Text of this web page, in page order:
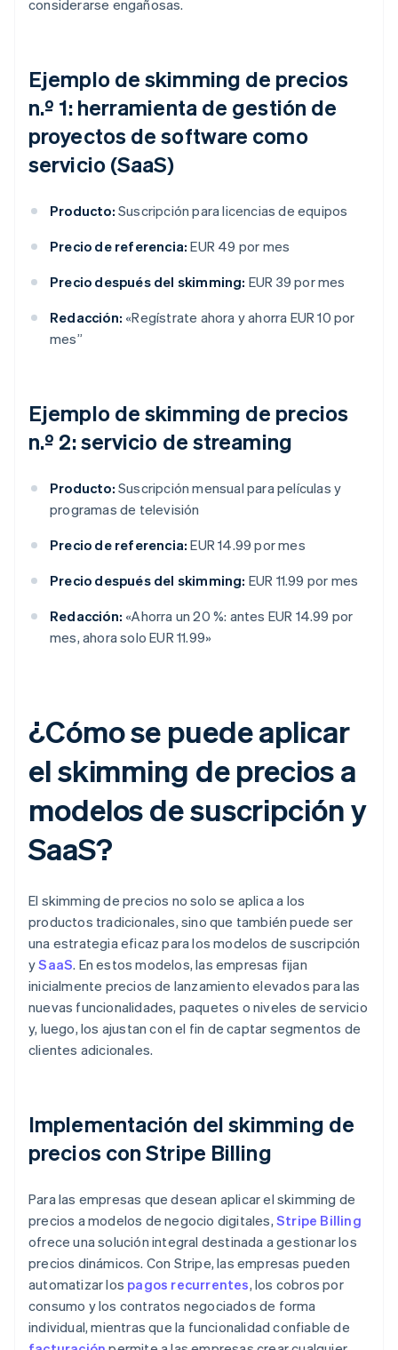
considerarse engañosas.
Ejemplo de skimming de precios
n.º 1: herramienta de gestión de
proyectos de software como
servicio (SaaS)
Producto: Suscripción para licencias de equipos
Precio de referencia: EUR 49 por mes
Precio después del skimming: EUR 39 por mes
Redacción: «Regístrate ahora y ahorra EUR 10 por
mes”
Ejemplo de skimming de precios
n.º 2: servicio de streaming
Producto: Suscripción mensual para películas y
programas de televisión
Precio de referencia: EUR 14.99 por mes
Precio después del skimming: EUR 11.99 por mes
Redacción: «Ahorra un 20 %: antes EUR 14.99 por
mes, ahora solo EUR 11.99»
¿Cómo se puede aplicar
el skimming de precios a
modelos de suscripción y
SaaS?
El skimming de precios no solo se aplica a los
productos tradicionales, sino que también puede ser
una estrategia eficaz para los modelos de suscripción
ySaaS. En estos modelos, las empresas fijan
inicialmente precios de lanzamiento elevados para las
nuevas funcionalidades, paquetes o niveles de servicio
y, luego, los ajustan con el fin de captar segmentos de
clientes adicionales.
Implementación del skimming de
precios con Stripe Billing
Para las empresas que desean aplicar el skimming de
precios a modelos de negocio digitales, Stripe Billing
ofrece una solución integral destinada a gestionar los
precios dinámicos. Con Stripe, las empresas pueden
automatizar los pagos recurrentes, los cobros por
consumo y los contratos negociados de forma
individual, mientras que la funcionalidad confiable de